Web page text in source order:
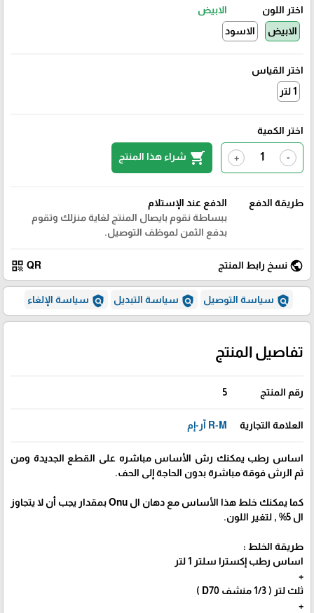
اختر اللون
الابيض
الابيض
الاسود
اختر القياس
1 لتر
اختر الكمية
-
+
shopping_cart شراء هذا المنتج
طريقة الدفع
الدفع عند الإستلام
ببساطة نقوم بايصال المنتج لغاية منزلك وتقوم
بدفع الثمن لموظف التوصيل.
public نسخ رابط المنتج QR
qr_code
policy سياسة التوصيل policy سياسة التبديل policy سياسة الإلغاء
تفاصيل المنتج
رقم المنتج 5
العلامة التجارية R-M آر-إم
اساس رطب يمكنك رش الأساس مباشره على القطع الجديدة ومن
ثم الرش فوقة مباشرة بدون الحاجة إلى الحف.
كما يمكنك خلط هذا الأساس مع دهان ال Onu بمقدار يجب أن لا يتجاوز
ال 5% , لتغير اللون.
طريقة الخلط :
اساس رطب إكسترا سلتر 1 لتر
+
ثلث لتر ( 1/3 منشف D70 )
+